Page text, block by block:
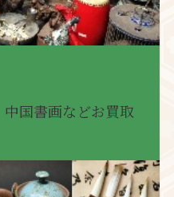
国書画などお買取